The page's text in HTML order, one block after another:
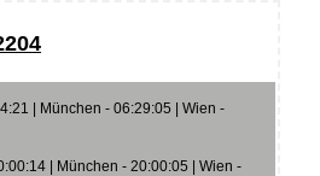
| München - 06:29:05 | Wien -
| München - 20:00:05 | Wien -